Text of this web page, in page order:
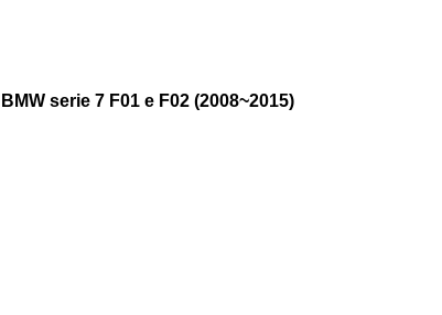
serie 7 F01 e F02 (2008~2015)